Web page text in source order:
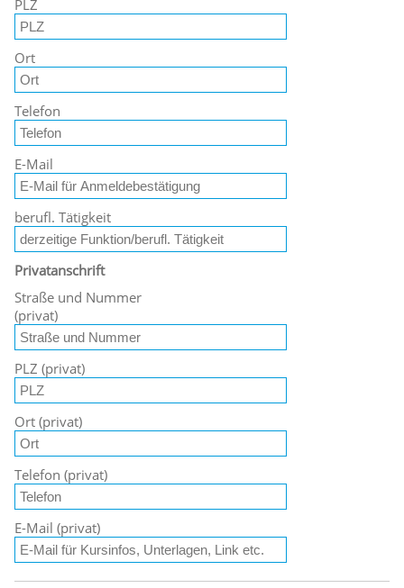
PLZ
Ort
Telefon
E-Mail
berufl. Tätigkeit
Privatanschrift
Straße und Nummer
(privat)
PLZ (privat)
Ort (privat)
Telefon (privat)
E-Mail (privat)